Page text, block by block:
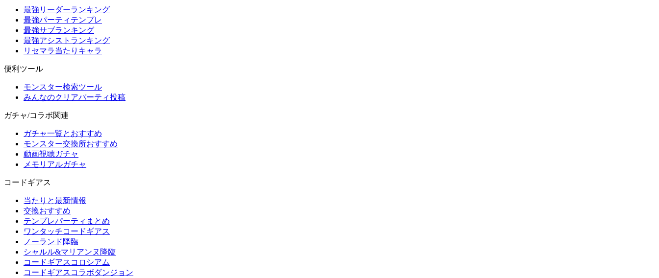
最強リーダーランキング
最強パーティテンプレ
最強サブランキング
最強アシストランキング
リセマラ当たりキャラ
便利ツール
モンスター検索ツール
みんなのクリアパーティ投稿
ガチャ/コラボ関連
ガチャ一覧とおすすめ
モンスター交換所おすすめ
動画視聴ガチャ
メモリアルガチャ
コードギアス
当たりと最新情報
交換おすすめ
テンプレパーティまとめ
ワンタッチコードギアス
ノーランド降臨
シャルル&マリアンヌ降臨
コードギアスコロシアム
コードギアスコラボダンジョン